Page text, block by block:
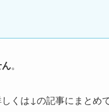
。
くは↓の記事にまとめ